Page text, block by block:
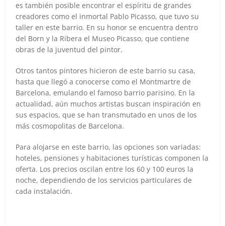
es también posible encontrar el espíritu de grandes
creadores como el inmortal Pablo Picasso, que tuvo su
taller en este barrio. En su honor se encuentra dentro
del Born y la Ribera el Museo Picasso, que contiene
obras de la juventud del pintor.
Otros tantos pintores hicieron de este barrio su casa,
hasta que llegó a conocerse como el Montmartre de
Barcelona, emulando el famoso barrio parisino. En la
actualidad, aún muchos artistas buscan inspiración en
sus espacios, que se han transmutado en unos de los
más cosmopolitas de Barcelona.
Para alojarse en este barrio, las opciones son variadas:
hoteles, pensiones y habitaciones turísticas componen la
oferta. Los precios oscilan entre los 60 y 100 euros la
noche, dependiendo de los servicios particulares de
cada instalación.